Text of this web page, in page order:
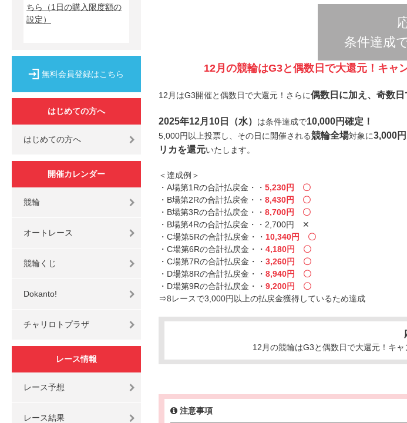
ちら
（1日の購入限度額の
設定）
無料会員登録はこちら
はじめての方へ
はじめての方へ
開催カレンダー
競輪
オートレース
競輪くじ
Dokanto!
チャリロトプラザ
レース情報
レース予想
レース結果
条件達成
12月の競輪はG3と偶数日で大還元！キャ
12月はG3開催と偶数日で大還元！さらに偶数日に加え、奇数日
2025年12月10日（水） は条件達成で10,000円確定！
5,000円以上投票し、その日に開催される競輪全場対象に3,000
リカを還元いたします。
＜達成例＞
・A場第1Rの合計払戻金・・ 5,230円 〇
・B場第2Rの合計払戻金・・ 8,430円 〇
・B場第3Rの合計払戻金・・ 8,700円 〇
・B場第4Rの合計払戻金・・2,700円 ✕
・C場第5Rの合計払戻金・・ 10,340円 〇
・C場第6Rの合計払戻金・・ 4,180円 〇
・C場第7Rの合計払戻金・・ 3,260円 〇
・D場第8Rの合計払戻金・・ 8,940円 〇
・D場第9Rの合計払戻金・・ 9,200円 〇
⇒8レースで3,000円以上の払戻金獲得しているため達成
12月の競輪はG3と偶数日で大還元！キ
注意事項